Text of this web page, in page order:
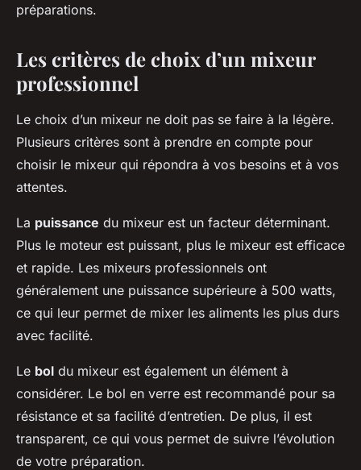
préparations.
Les critères de choix d’un mixeur
professionnel
Le choix d’un mixeur ne doit pas se faire à la légère.
Plusieurs critères sont à prendre en compte pour
choisir le mixeur qui répondra à vos besoins et à vos
attentes.
La puissance du mixeur est un facteur déterminant.
Plus le moteur est puissant, plus le mixeur est efficace
et rapide. Les mixeurs professionnels ont
généralement une puissance supérieure à 500 watts,
ce qui leur permet de mixer les aliments les plus durs
avec facilité.
Le bol du mixeur est également un élément à
considérer. Le bol en verre est recommandé pour sa
résistance et sa facilité d’entretien. De plus, il est
transparent, ce qui vous permet de suivre l’évolution
de votre préparation.